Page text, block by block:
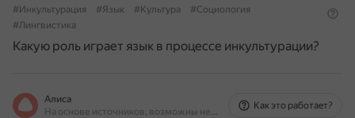
#Инкультурация
#Язык #Культура
#Социология
#Лингвистика
Какую роль играет язык в процессе инкультурации?
Алиса
На основе источников, возможны неточности
Как это работает?